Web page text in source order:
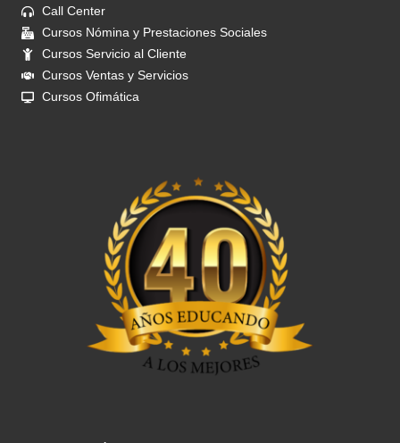
Call Center
Cursos Nómina y Prestaciones Sociales
Cursos Servicio al Cliente
Cursos Ventas y Servicios
Cursos Ofimática